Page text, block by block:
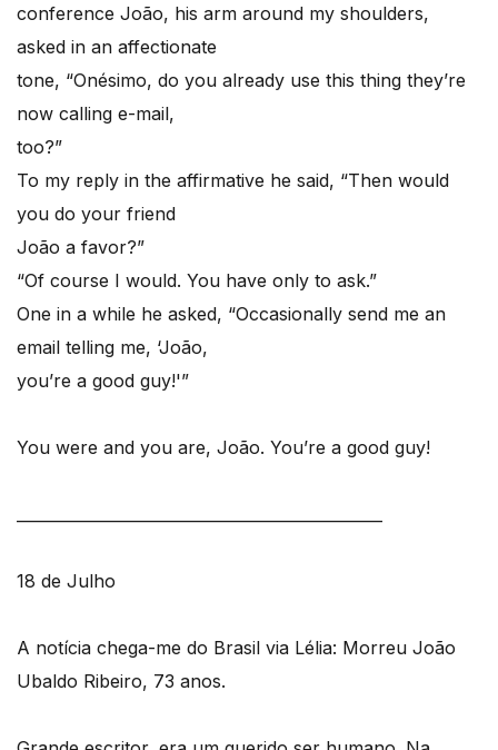
conference João, his arm around my shoulders,
asked in an affectionate
tone, “Onésimo, do you already use this thing they’re
now calling e-mail,
too?”
To my reply in the affirmative he said, “Then would
you do your friend
João a favor?”
“Of course I would. You have only to ask.”
One in a while he asked, “Occasionally send me an
email telling me, ‘João,
you’re a good guy!'”
You were and you are, João. You’re a good guy!
18 de Julho
A notícia chega-me do Brasil via Lélia: Morreu João
Ubaldo Ribeiro, 73 anos.